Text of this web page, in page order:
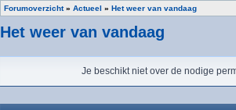
Forumoverzicht» Actueel » Het weer van vandaag
Het weer van vandaag
Je beschikt niet over de nodige